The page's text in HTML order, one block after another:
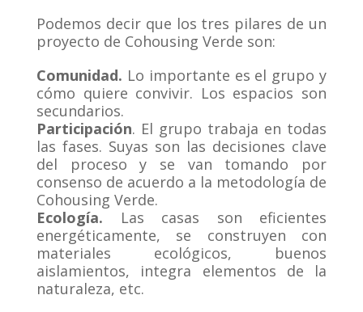
Podemos decir que los tres pilares de un
proyecto de Cohousing Verde son:
Comunidad. Lo importante es el grupo y
cómo quiere convivir. Los espacios son
secundarios.
Participación. El grupo trabaja en todas
las fases. Suyas son las decisiones clave
del proceso y se van tomando por
consenso de acuerdo a la metodología de
Cohousing Verde.
Ecología. Las casas son eficientes
energéticamente, se construyen con
materiales ecológicos, buenos
aislamientos, integra elementos de la
naturaleza, etc.